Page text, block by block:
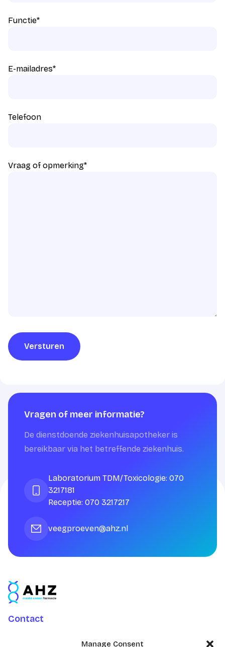
Manage Consent
Functie*
E-mailadres*
Telefoon
Vraag of opmerking*
Versturen
Vragen of meer informatie?
De dienstdoende ziekenhuisapotheker is
bereikbaar via het betreffende ziekenhuis.
Laboratorium TDM/Toxicologie: 070
3217181
Receptie: 070 3217217
veegproeven@ahz.nl
Contact